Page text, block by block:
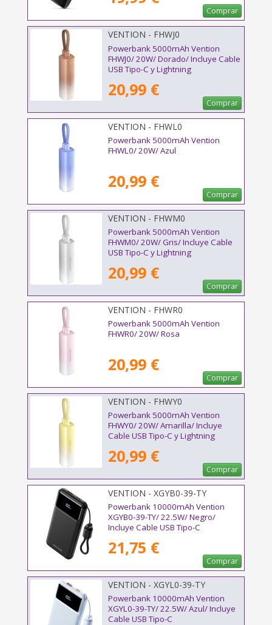
Comprar
VENTION - FHWJ0
Powerbank 5000mAh Vention
FHWJ0/ 20W/ Dorado/ Incluye Cable
USB Tipo-C y Lightning
20,99 €
Comprar
VENTION - FHWL0
Powerbank 5000mAh Vention
FHWL0/ 20W/ Azul
20,99 €
Comprar
VENTION - FHWM0
Powerbank 5000mAh Vention
FHWM0/ 20W/ Gris/ Incluye Cable
USB Tipo-C y Lightning
20,99 €
Comprar
VENTION - FHWR0
Powerbank 5000mAh Vention
FHWR0/ 20W/ Rosa
20,99 €
Comprar
VENTION - FHWY0
Powerbank 5000mAh Vention
FHWY0/ 20W/ Amarilla/ Incluye
Cable USB Tipo-C y Lightning
20,99 €
Comprar
VENTION - XGYB0-39-TY
Powerbank 10000mAh Vention
XGYB0-39-TY/ 22.5W/ Negro/
Incluye Cable USB Tipo-C
21,75 €
Comprar
VENTION - XGYL0-39-TY
Powerbank 10000mAh Vention
XGYL0-39-TY/ 22.5W/ Azul/ Incluye
Cable USB Tipo-C